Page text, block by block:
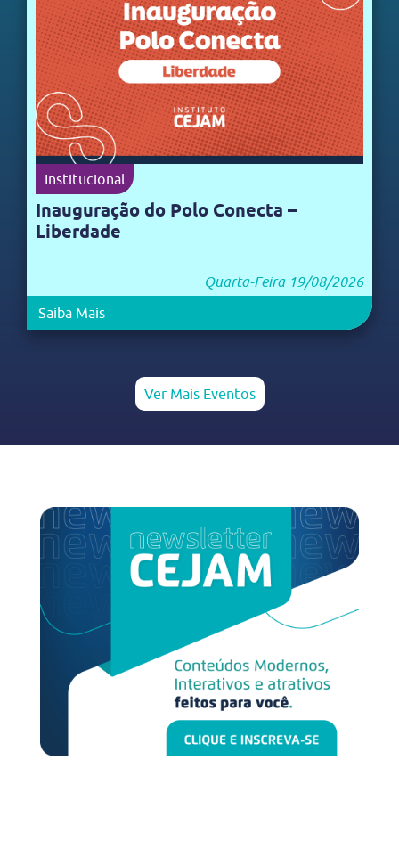
Institucional
Inauguração do Polo Conecta –
Liberdade
Quarta-Feira 19/08/2026
Saiba Mais
Ver Mais Eventos